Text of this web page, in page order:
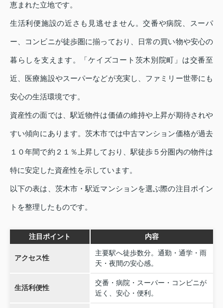
恵まれた立地です。
生活利便施設の近さも見逃せません。交番や病院、スーパ
ー、コンビニが徒歩圏に揃っており、日常の買い物や安心の
暮らしを支えます。「ケイズコート茨木別院町」は交番至
近、医療施設やスーパーなどが充実し、ファミリー世帯にも
安心の生活環境です。
資産性の面では、駅近物件は価値の維持や上昇が期待されや
すい傾向にあります。茨木市では中古マンション価格が過去
１０年間で約２１％上昇しており、駅徒歩５分圏内の物件は
特に安定した資産性を示しています。
以下の表は、茨木市・駅近マンションを選ぶ際の注目ポイン
トを整理したものです。
注目ポイント 内容
アクセス性
主要駅へ徒歩数分。通勤・通学・雨
天・夜間の安心感。
生活利便性
交番・病院・スーパー・コンビニが
近く、安心・便利。